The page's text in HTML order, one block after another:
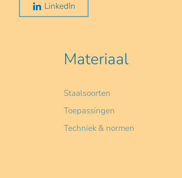
LinkedIn
Materiaal
Staalsoorten
Toepassingen
Techniek & normen